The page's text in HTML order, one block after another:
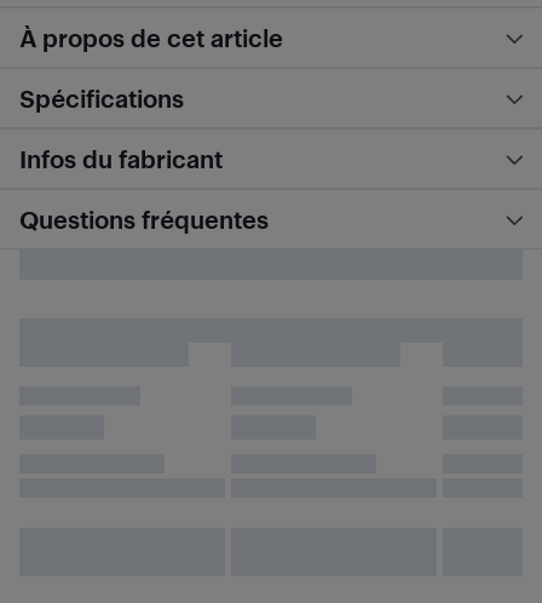
À propos de cet article
Spécifications
Infos du fabricant
Questions fréquentes